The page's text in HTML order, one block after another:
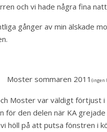
och vi hade några fina
gånger av min älskade
Moster sommaren 2011 (ingen
Moster var väldigt
för den delen när KA
höll på att putsa fönstren i